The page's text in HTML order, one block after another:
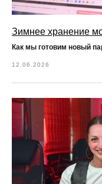
Зимнее хранение
Как мы готовим новый
12.06.2026